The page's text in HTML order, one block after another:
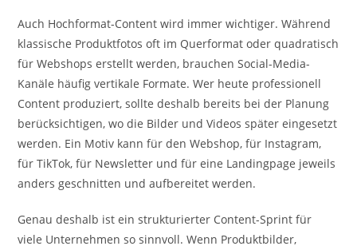
Auch Hochformat-Content wird immer wichtiger. Während
klassische Produktfotos oft im Querformat oder quadratisch
für Webshops erstellt werden, brauchen Social-Media-
Kanäle häufig vertikale Formate. Wer heute professionell
Content produziert, sollte deshalb bereits bei der Planung
berücksichtigen, wo die Bilder und Videos später eingesetzt
werden. Ein Motiv kann für den Webshop, für Instagram,
für TikTok, für Newsletter und für eine Landingpage jeweils
anders geschnitten und aufbereitet werden.
Genau deshalb ist ein strukturierter Content-Sprint für
viele Unternehmen so sinnvoll. Wenn Produktbilder,